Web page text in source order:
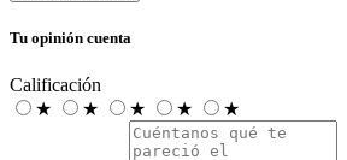
Tu opinión cuenta
Calificación
★
★ ★ ★ ★